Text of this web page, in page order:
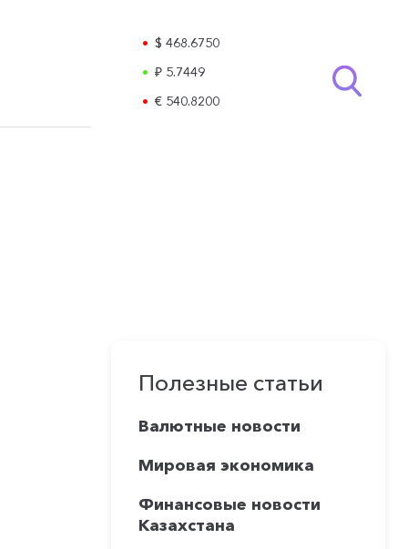
$ 468.6750
₽ 5.7449
€ 540.8200
Полезные статьи
Валютные новости
Мировая экономика
Финансовые новости
Казахстана